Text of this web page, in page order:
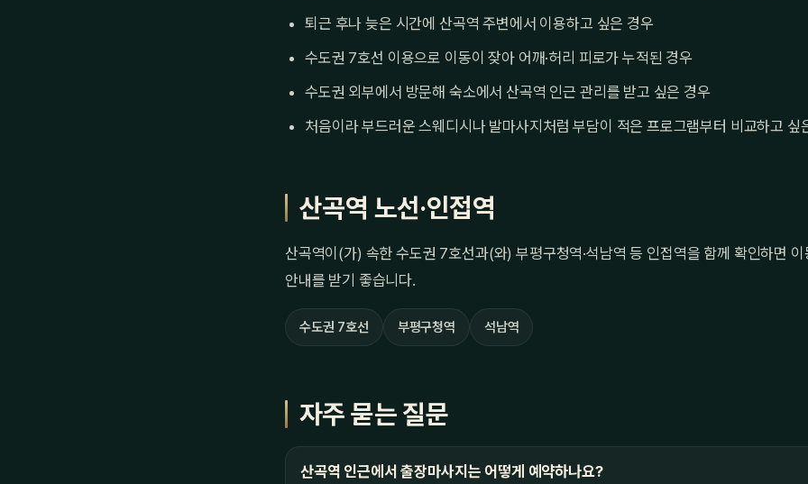
퇴근 후나 늦은 시간에 산곡역 주변에서 이용하고 싶은 경우
수도권 7호선 이용으로 이동이 잦아 어깨·허리 피로가 누적된 경우
수도권 외부에서 방문해 숙소에서 산곡역 인근 관리를 받고 싶은 경우
처음이라 부드러운 스웨디시나 발마사지처럼 부담이 적은 프로그램부터 비교하고 싶
산곡역 노선·인접역
산곡역이(가) 속한 수도권 7호선과(와) 부평구청역·석남역 등 인접역을 함께 확인하면 이
안내를 받기 좋습니다.
수도권 7호선 부평구청역 석남역
자주 묻는 질문
산곡역 인근에서 출장마사지는 어떻게 예약하나요?